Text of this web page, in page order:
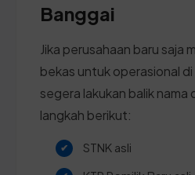
Banggai
Jika perusahaan baru saja
bekas untuk operasional di
segera lakukan balik
langkah berikut:
STNK asli